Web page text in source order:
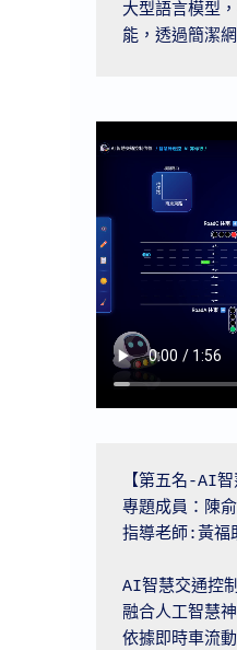
大型語言模型
能，透過簡潔
【第五名-AI智
專題成員：陳
指導老師:黃福
AI智慧交通控
融合人工智慧
依據即時車流